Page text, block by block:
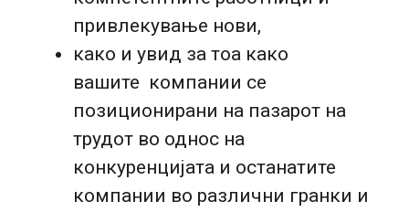
привлекување нови,
како и увид за тоа како
вашите компании се
позиционирани на пазарот на
трудот во однос на
конкуренцијата и останатите
компании во различни гранки и